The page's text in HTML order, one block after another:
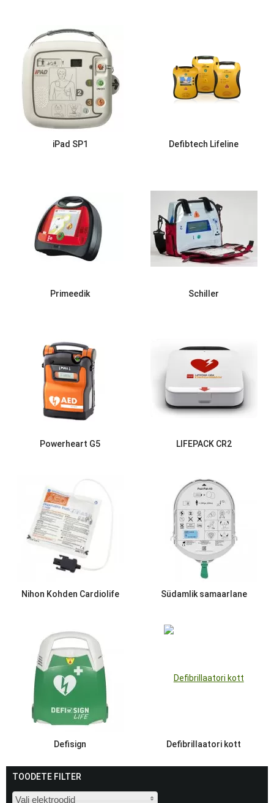
iPad SP1 Defibtech Lifeline
Primeedik Schiller
Powerheart G5 LIFEPACK CR2
Nihon Kohden Cardiolife Südamlik samaarlane
Defisign Defibrillaatori kott
TOODETE FILTER
Vali elektroodid